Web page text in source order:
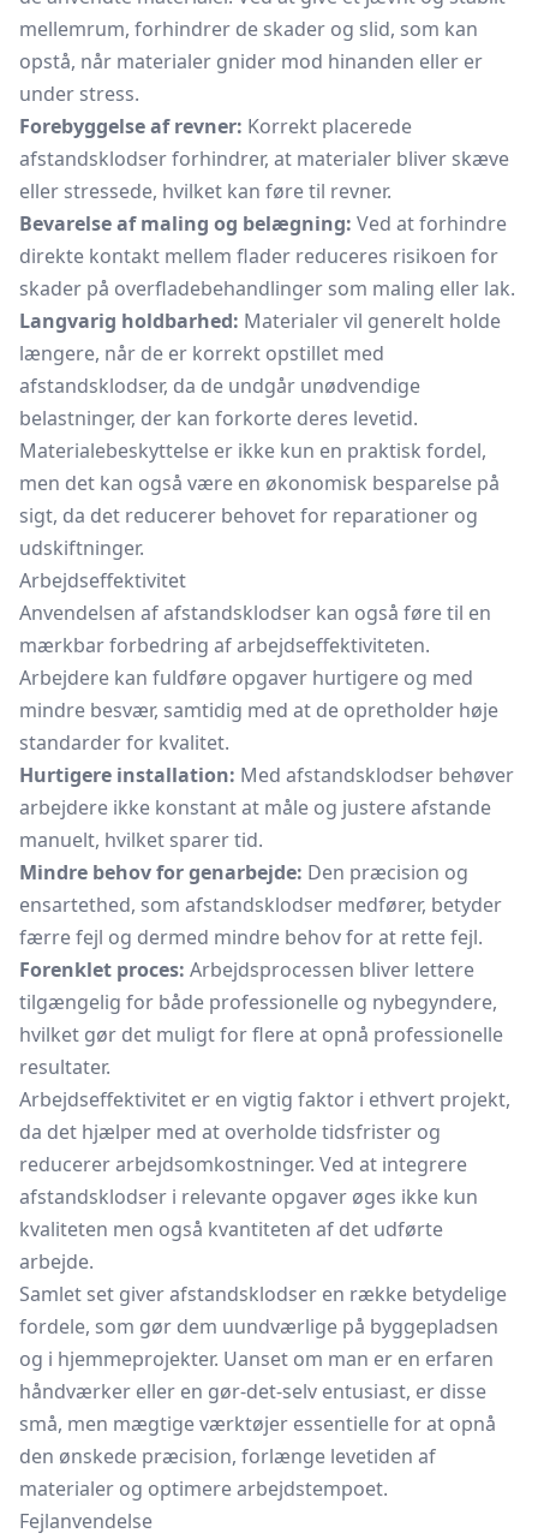
mellemrum, forhindrer de skader og slid, som kan
opstå, når materialer gnider mod hinanden eller er
under stress.
Forebyggelse af revner: Korrekt placerede
afstandsklodser forhindrer, at materialer bliver skæve
eller stressede, hvilket kan føre til revner.
Bevarelse af maling og belægning: Ved at forhindre
direkte kontakt mellem flader reduceres risikoen for
skader på overfladebehandlinger som maling eller lak.
Langvarig holdbarhed: Materialer vil generelt holde
længere, når de er korrekt opstillet med
afstandsklodser, da de undgår unødvendige
belastninger, der kan forkorte deres levetid.
Materialebeskyttelse er ikke kun en praktisk fordel,
men det kan også være en økonomisk besparelse på
sigt, da det reducerer behovet for reparationer og
udskiftninger.
Arbejdseffektivitet
Anvendelsen af afstandsklodser kan også føre til en
mærkbar forbedring af arbejdseffektiviteten.
Arbejdere kan fuldføre opgaver hurtigere og med
mindre besvær, samtidig med at de opretholder høje
standarder for kvalitet.
Hurtigere installation: Med afstandsklodser behøver
arbejdere ikke konstant at måle og justere afstande
manuelt, hvilket sparer tid.
Mindre behov for genarbejde: Den præcision og
ensartethed, som afstandsklodser medfører, betyder
færre fejl og dermed mindre behov for at rette fejl.
Forenklet proces: Arbejdsprocessen bliver lettere
tilgængelig for både professionelle og nybegyndere,
hvilket gør det muligt for flere at opnå professionelle
resultater.
Arbejdseffektivitet er en vigtig faktor i ethvert projekt,
da det hjælper med at overholde tidsfrister og
reducerer arbejdsomkostninger. Ved at integrere
afstandsklodser i relevante opgaver øges ikke kun
kvaliteten men også kvantiteten af det udførte
arbejde.
Samlet set giver afstandsklodser en række betydelige
fordele, som gør dem uundværlige på byggepladsen
og i hjemmeprojekter. Uanset om man er en erfaren
håndværker eller en gør-det-selv entusiast, er disse
små, men mægtige værktøjer essentielle for at opnå
den ønskede præcision, forlænge levetiden af
materialer og optimere arbejdstempoet.
Fejlanvendelse